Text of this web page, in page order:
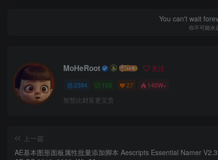
PREFLIGHT – 在导出到虚幻工作室之前用于运行
SiClone – 参数化建模器，允许您使用易于使用的UI
分散 – 3D油漆和物体替换工具。
散射 – 对象的随机散射。（测试版）。
You can't wait
你不可能永
MoHeRoot 关注
2384 103 27 140W+
智慧比财富更宝贵
上一篇
AE基本图形面板属性批量添加脚本 Aescripts Essential Namer